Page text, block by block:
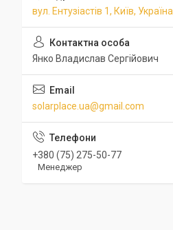
вул. Ентузіастів 1, Київ, Україна
Янко Владислав Сергійович
solarplace.ua@gmail.com
+380 (75) 275-50-77
Менеджер